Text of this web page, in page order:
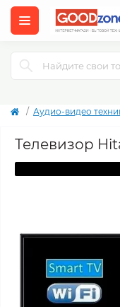
Аудио-видео
Телевизор